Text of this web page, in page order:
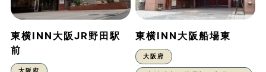
東横INN大阪JR野田駅
前
大阪府
東横INN大阪船場東
大阪府